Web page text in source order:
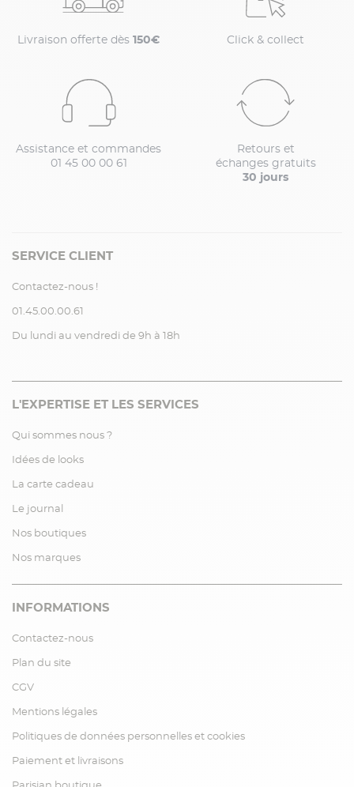
Livraison offerte dès 150€ Click & collect
Assistance et commandes
01 45 00 00 61
Retours et
échanges gratuits
30 jours
SERVICE CLIENT
Contactez-nous !
01.45.00.00.61
Du lundi au vendredi de 9h à 18h
L'EXPERTISE ET LES SERVICES
Qui sommes nous ?
Idées de looks
La carte cadeau
Le journal
Nos boutiques
Nos marques
INFORMATIONS
Contactez-nous
Plan du site
CGV
Mentions légales
Politiques de données personnelles et cookies
Paiement et livraisons